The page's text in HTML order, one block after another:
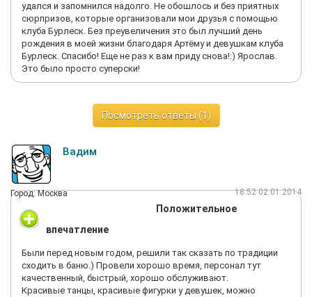
Единственный светлый момент - хороший кальян,
действительно хороший, стоит приемлемо - 1900. Но к нему
постоянно пытаются присосаться стрипки, причем делают
это нахально и агрессивно.
Резюме.
Больше туда не пойду. Стрипки вели себя так, что я им всем
должен купить у них приват, должен отдать кальян, должен,
должен, должен..
с бывшими женами. А местами вспоминалась стая чаек из
какого-то мультика, которые орали "Дай! Дай! Дай!".
Мы расплатились по счету и ушли, счет не проверяли,
уходили в спешке, потому что находится там уже реально
было не по приколу.
Не, я понимаю, что идеальный клиент - это тот, который
пришел, оставил котлету бабла и ушел. И чтоб работать не
пришлось. Но кагбэ так не бывает, не?
Короче, не ходите сюда. Поставил одну звезду
исключительно за кальян.
удался и запомнился надолго. Не обошлось и без приятных
сюрпризов, которые организовали мои друзья с помощью
клуба Бурлеск. Без преувеличения это был лучший день
рождения в моей жизни благодаря Артёму и девушкам клуба
Бурлеск. Спасибо! Еще не раз к вам приду снова!:) Ярослав.
Это было просто суперски!
Посмотреть ответы (1)
Вадим
Город: Москва 18:52 02.01.2014
Положительное
впечатление
Были перед новым годом, решили так сказать по традиции
сходить в баню.) Провели хорошо время, персонал тут
качественный, быстрый, хорошо обслуживают.
Красивые танцы, красивые фигурки у девушек, можно